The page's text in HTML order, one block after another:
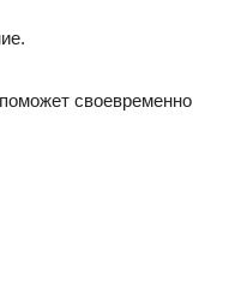
своевременно